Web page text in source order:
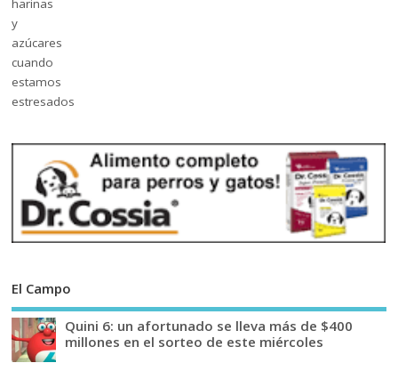
El Campo
Quini 6: un afortunado se lleva más de $400
millones en el sorteo de este miércoles